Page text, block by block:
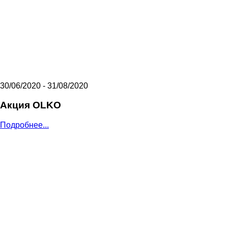
30/06/2020 - 31/08/2020
Акция OLKO
Подробнее...